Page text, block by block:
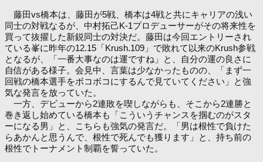
藤田vs橋本は、藤田が5戦、橋本は4戦と共にキャリアの浅い
同士の対戦なるが、中村拓己K-1プロデューサーがその将来性を
買って抜擢した新鋭同士の対決だ。藤田は今回エントリーされ
ている峯に昨年の12.15「Krush.109」で敗れて以来のKrush参戦
となるが、「一番大事なのは運ですね」と、自分の運の良さに
自信がある様子。会見中、言葉は少なかったものの、「まず一
回戦の橋本選手をボコボコにするんで見ていてください」と強
気な発言を放っていた。
一方、デビューから2連敗を喫しながらも、そこから2連勝と
巻き返し始めている橋本も「こういうチャンスを掴むのがスタ
ーになる男」と、こちらも強気の発言だ。「男は根性で負けた
らあかんと思うんで、根性で死んでも獲ります」と、持ち前の
根性でトーナメント制覇を誓っていた。